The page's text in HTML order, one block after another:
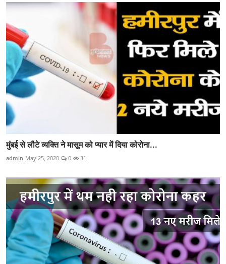
मुंबई से लौटे व्यक्ति ने मासूम को प्यार में दिया कोरोना...
admin May 25, 2020 0 31